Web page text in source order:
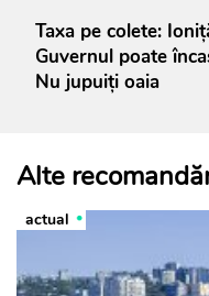
Taxa pe colete:
Guvernul poate
Nu jupuiți oaia
Alte
actual